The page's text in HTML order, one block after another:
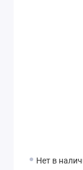
Нет в